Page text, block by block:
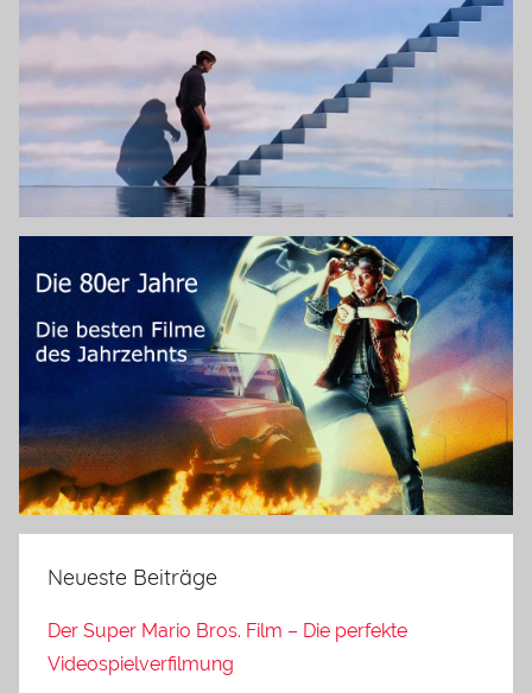
Neueste Beiträge
Der Super Mario Bros. Film – Die perfekte
Videospielverfilmung